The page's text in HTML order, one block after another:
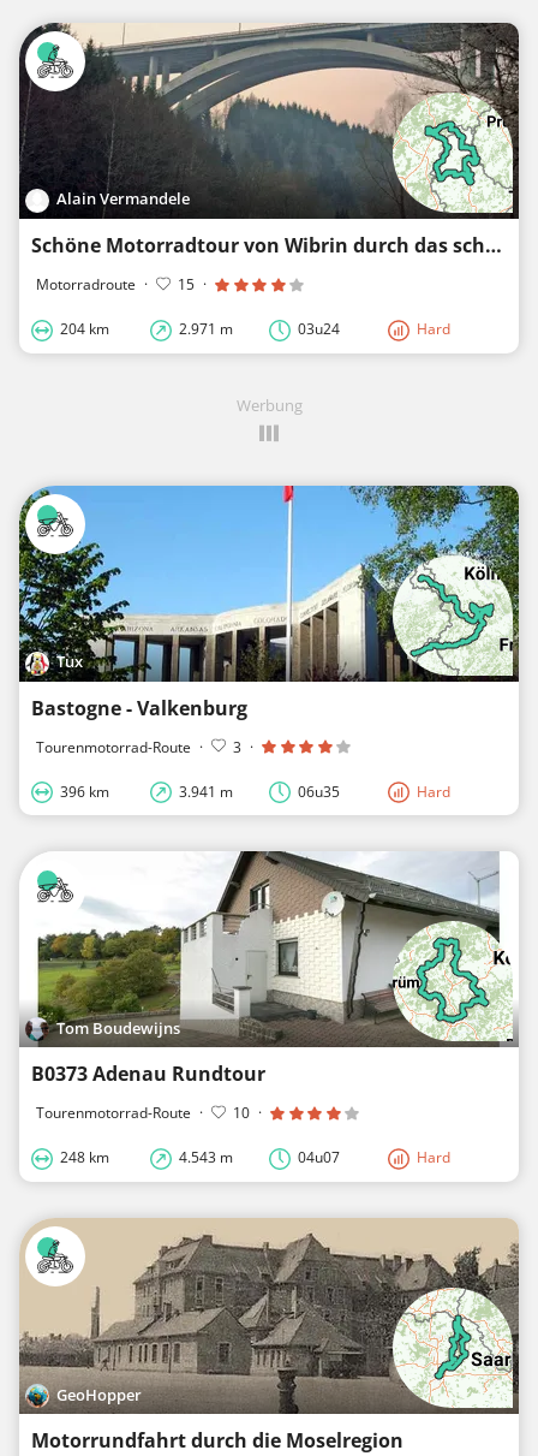
Alain Vermandele
Schöne Motorradtour von Wibrin durch das schöne Luxenburg
Motorradroute · 15 ·
204 km 2.971 m 03u24 Hard
Werbung
Tux
Bastogne - Valkenburg
Tourenmotorrad-Route · 3 ·
396 km 3.941 m 06u35 Hard
Tom Boudewijns
B0373 Adenau Rundtour
Tourenmotorrad-Route · 10 ·
248 km 4.543 m 04u07 Hard
GeoHopper
Motorrundfahrt durch die Moselregion